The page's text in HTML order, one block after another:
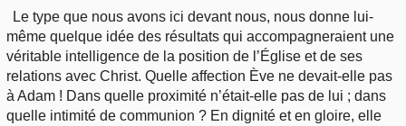
Le type que nous avons ici devant nous, nous donne lui-
même quelque idée des résultats qui accompagneraient une
véritable intelligence de la position de l’Église et de ses
relations avec Christ. Quelle affection Ève ne devait-elle pas
à Adam ! Dans quelle proximité n’était-elle pas de lui ; dans
quelle intimité de communion ? En dignité et en gloire, elle